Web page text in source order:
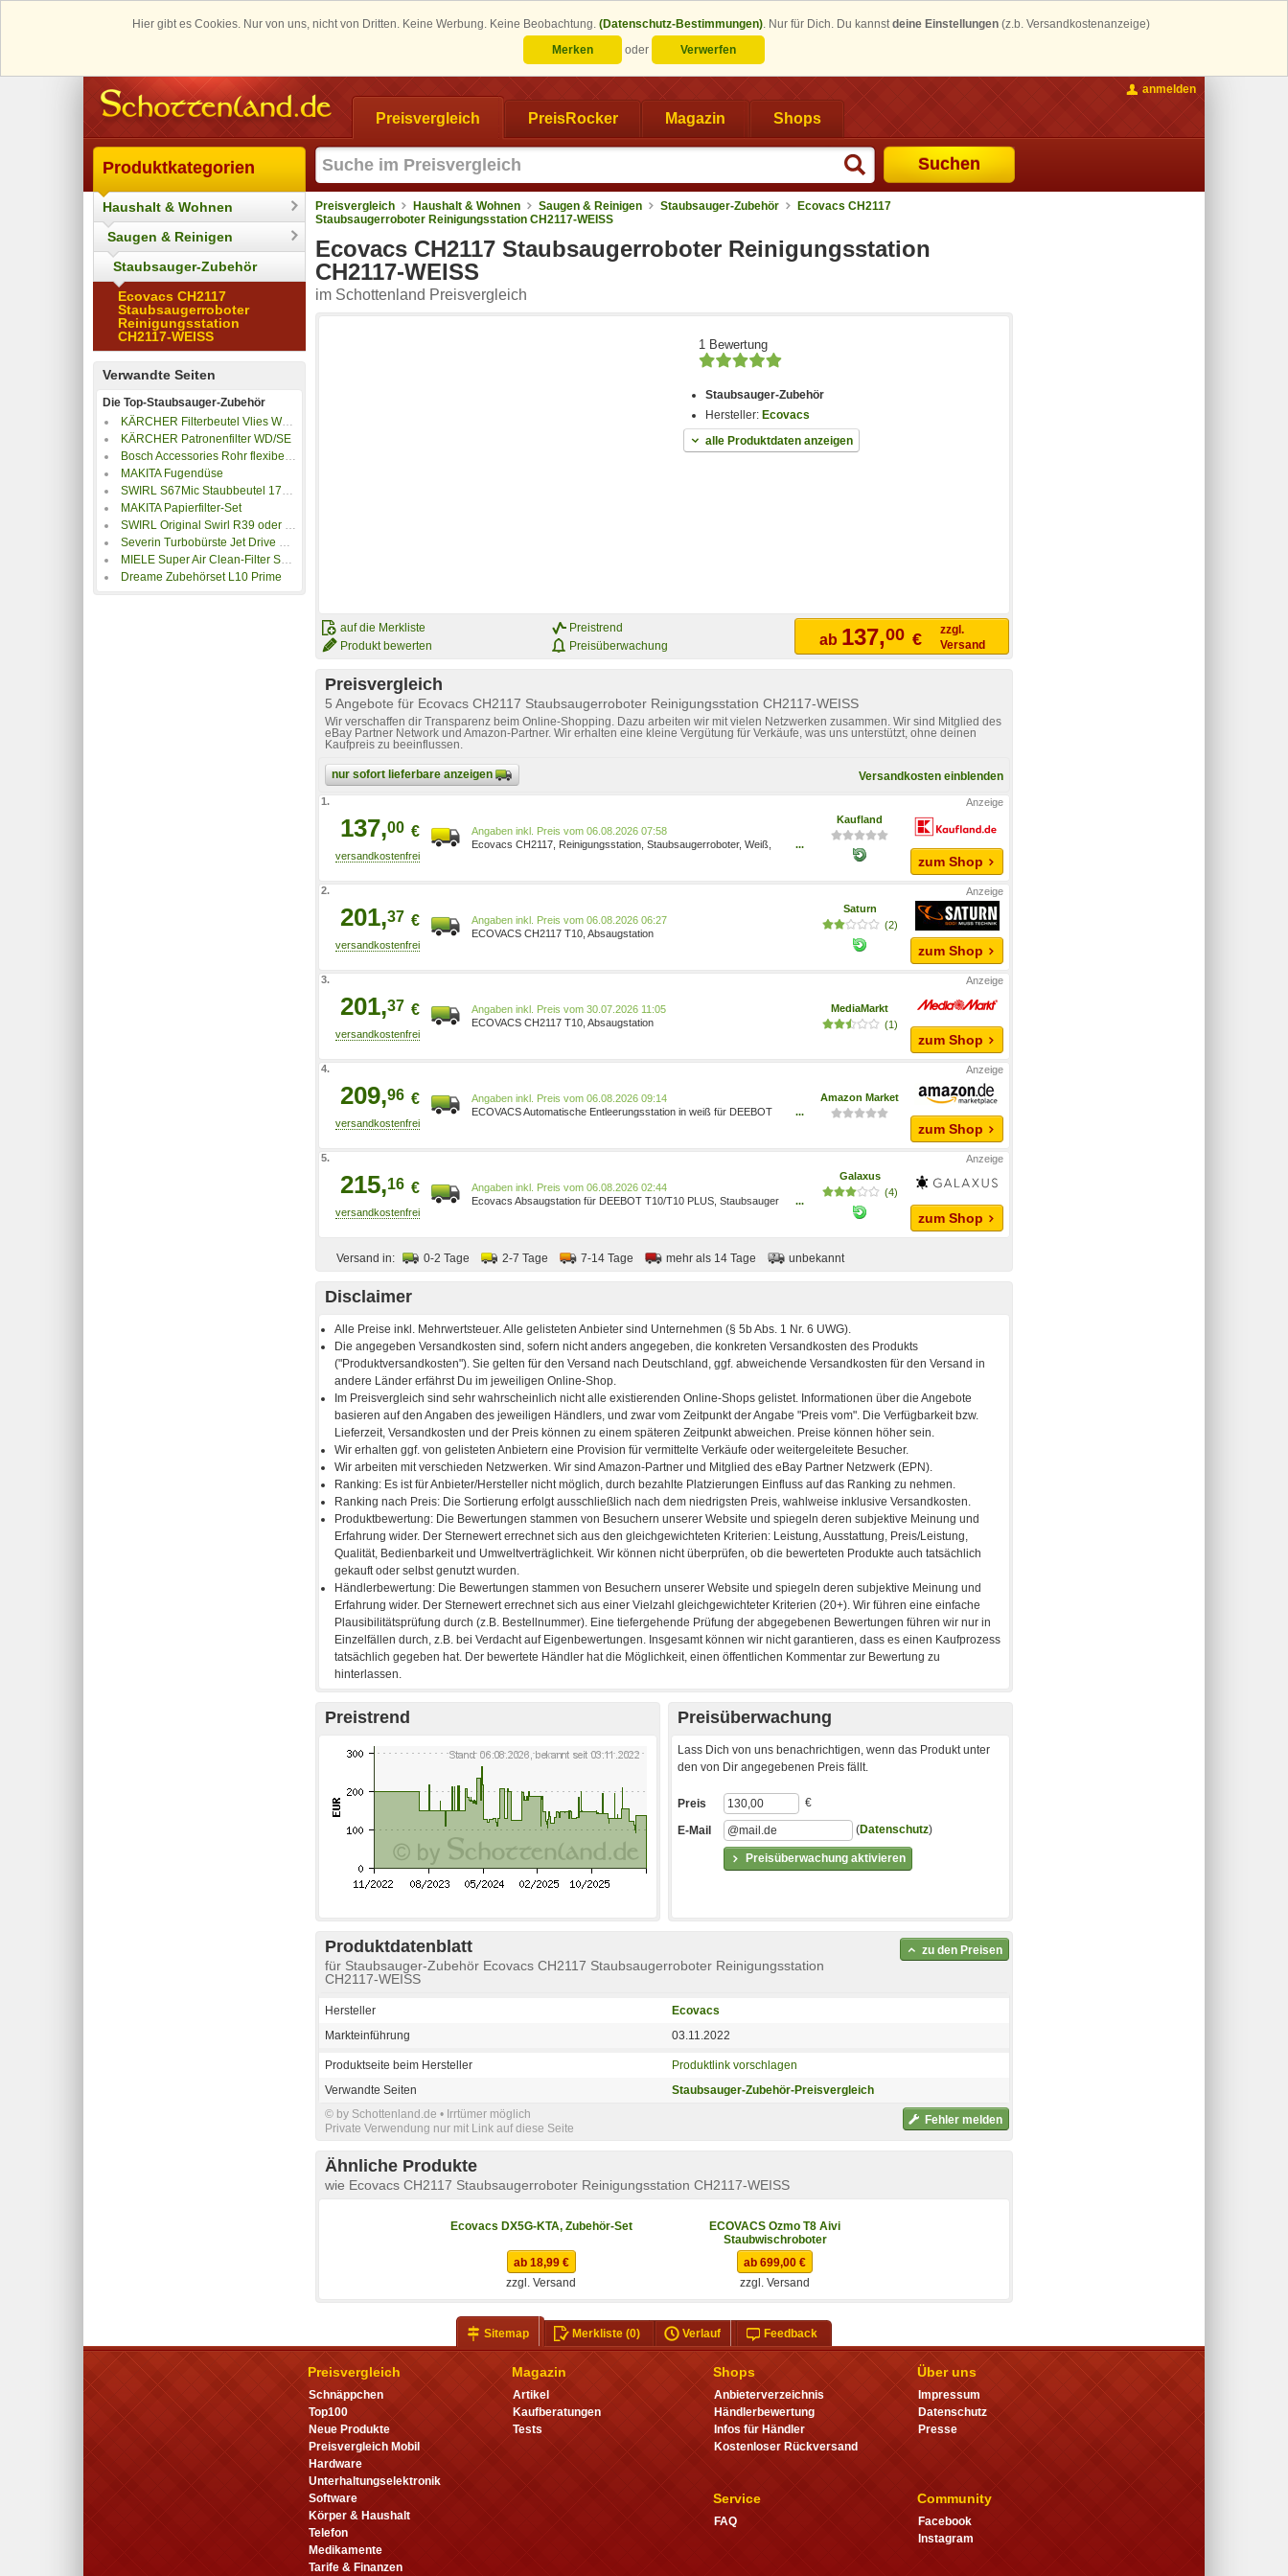
Hier gibt es Cookies. Nur von uns, nicht von Dritten. Keine Werbung. Keine Beobachtung. (Datenschutz-Bestimmungen). Nur für Dich. Du kannstdeine Einstellungen (z.b. Versandkostenanzeige)
Merken
oder Verwerfen
Preisvergleich PreisRocker Magazin Shops
Suchen
anmelden
Produktkategorien
Haushalt & Wohnen
Saugen & Reinigen
Staubsauger-Zubehör
Ecovacs CH2117
Staubsaugerroboter
Reinigungsstation
CH2117-WEISS
Verwandte Seiten
Die Top-Staubsauger-Zubehör
KÄRCHER Filterbeutel Vlies WD 2 Plus/3 4ST
KÄRCHER Patronenfilter WD/SE
Bosch Accessories Rohr flexibel für Akku Sauger GAS
MAKITA Fugendüse
SWIRL S67Mic Staubbeutel 179459
MAKITA Papierfilter-Set
SWIRL Original Swirl R39 oder 2 - 40 dustwave D83 Microvlies-Staubbeutel
Severin Turbobürste Jet Drive TB 7216
MIELE Super Air Clean-Filter SF-SAC 20/30
Dreame Zubehörset L10 Prime
Preisvergleich Haushalt & Wohnen Saugen & Reinigen Staubsauger-Zubehör
Ecovacs CH2117
Staubsaugerroboter Reinigungsstation CH2117-WEISS
Ecovacs CH2117 Staubsaugerroboter Reinigungsstation
CH2117-WEISS
im Schottenland Preisvergleich
1 Bewertung
Staubsauger-Zubehör
Hersteller: Ecovacs
alle Produktdaten anzeigen
auf die Merkliste
Produkt bewerten
Preistrend
Preisüberwachung
ab 137,00 €
zzgl.
Versand
Preisvergleich
5 Angebote für Ecovacs CH2117 Staubsaugerroboter Reinigungsstation CH2117-WEISS
Wir verschaffen dir Transparenz beim Online-Shopping. Dazu arbeiten wir mit vielen Netzwerken zusammen. Wir sind Mitglied des
eBay Partner Network und Amazon-Partner. Wir erhalten eine kleine Vergütung für Verkäufe, was uns unterstützt, ohne deinen
Kaufpreis zu beeinflussen.
nur sofort lieferbare anzeigen Versandkosten einblenden
1.
137,00 €
Preis vom 06.08.2026 07:58
Ecovacs CH2117, Reinigungsstation, Staubsaugerroboter, Weiß,
...
Kaufland
zum Shop
2.
201,37 €
Preis vom 06.08.2026 06:27
ECOVACS CH2117 T10, Absaugstation
Saturn
(2)
zum Shop
3.
201,37 €
Preis vom 30.07.2026 11:05
ECOVACS CH2117 T10, Absaugstation
MediaMarkt
(1)
zum Shop
4.
209,96 €
Preis vom 06.08.2026 09:14
ECOVACS Automatische Entleerungsstation in weiß für DEEBOT
...
Amazon Market
zum Shop
5.
215,16 €
Preis vom 06.08.2026 02:44
Ecovacs Absaugstation für DEEBOT T10/T10 PLUS, Staubsauger
...
Galaxus
(4)
zum Shop
Versand in: 0-2 Tage 2-7 Tage 7-14 Tage mehr als 14 Tage unbekannt
Disclaimer
Preistrend Preisüberwachung
Lass Dich von uns benachrichtigen, wenn das Produkt unter
den von Dir angegebenen Preis fällt.
Preisüberwachung aktivieren
Preis €
E-Mail (Datenschutz)
Produktdatenblatt
für Staubsauger-Zubehör Ecovacs CH2117 Staubsaugerroboter Reinigungsstation
CH2117-WEISS
zu den Preisen
Hersteller
Ecovacs
Markteinführung
03.11.2022
Produktseite beim Hersteller
Produktlink vorschlagen
Verwandte Seiten
Staubsauger-Zubehör-Preisvergleich
Fehler melden
© by Schottenland.de • Irrtümer möglich
Private Verwendung nur mit Link auf diese Seite
Ähnliche Produkte
wie Ecovacs CH2117 Staubsaugerroboter Reinigungsstation CH2117-WEISS
Ecovacs DX5G-KTA, Zubehör-Set
ECOVACS Ozmo T8 Aivi
Staubwischroboter
ab 18,99 €
zzgl. Versand
ab 699,00 €
zzgl. Versand
Sitemap Merkliste(0) Verlauf Feedback
Preisvergleich
Schnäppchen
Top100
Neue Produkte
Preisvergleich Mobil
Hardware
Unterhaltungselektronik
Software
Körper & Haushalt
Telefon
Medikamente
Tarife & Finanzen
Magazin
Artikel
Kaufberatungen
Tests
Shops
Anbieterverzeichnis
Händlerbewertung
Infos für Händler
Kostenloser Rückversand
Service
FAQ
Über uns
Impressum
Datenschutz
Presse
Community
Facebook
Instagram